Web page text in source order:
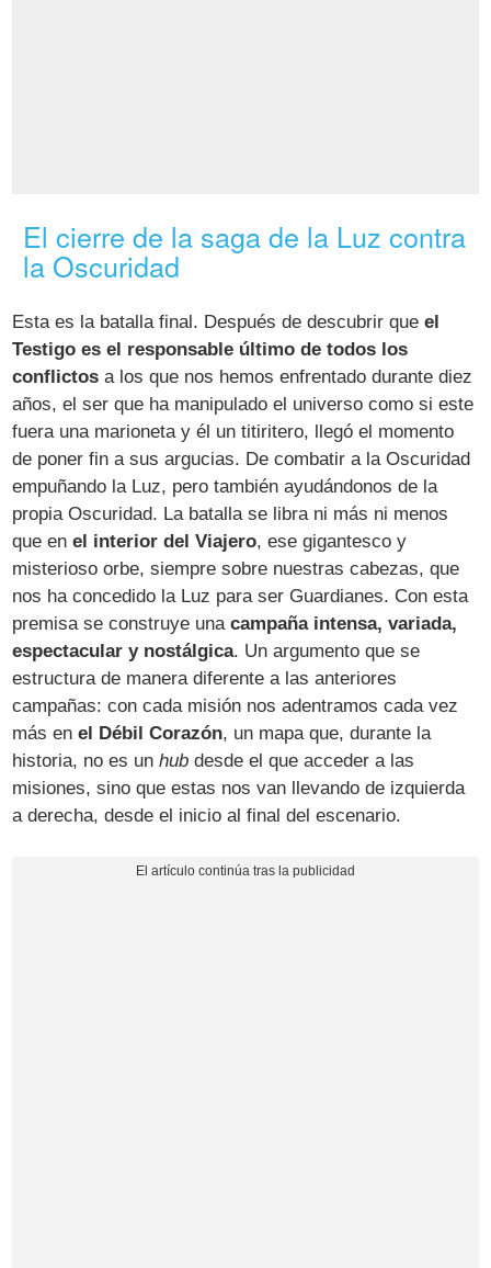
El cierre de la saga de la Luz contra
la Oscuridad
Esta es la batalla final. Después de descubrir queel
Testigo es el responsable último de todos los
conflictos a los que nos hemos enfrentado durante diez
años, el ser que ha manipulado el universo como si este
fuera una marioneta y él un titiritero, llegó el momento
de poner fin a sus argucias. De combatir a la Oscuridad
empuñando la Luz, pero también ayudándonos de la
propia Oscuridad. La batalla se libra ni más ni menos
que enel interior del Viajero, ese gigantesco y
misterioso orbe, siempre sobre nuestras cabezas, que
nos ha concedido la Luz para ser Guardianes. Con esta
premisa se construye unacampaña intensa, variada,
espectacular y nostálgica. Un argumento que se
estructura de manera diferente a las anteriores
campañas: con cada misión nos adentramos cada vez
más enel Débil Corazón, un mapa que, durante la
historia, no es unhub desde el que acceder a las
misiones, sino que estas nos van llevando de izquierda
a derecha, desde el inicio al final del escenario.